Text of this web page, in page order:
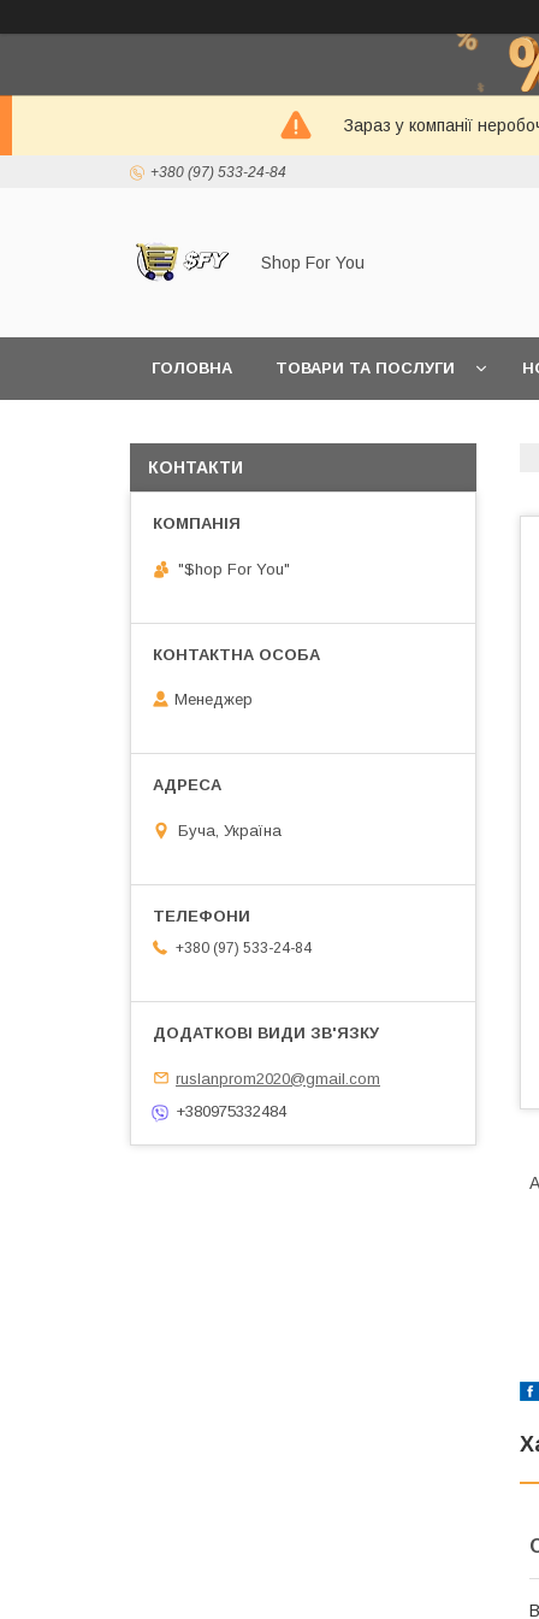
Зараз у компанії
+380 (97) 533-24-84
Shop For You
ГОЛОВНА ТОВАРИ ТА ПОСЛУГИ
КОНТАКТИ
"$hop For You"
Менеджер
Буча, Україна
+380 (97) 533-24-84
ruslanprom2020@gmail.com
+380975332484